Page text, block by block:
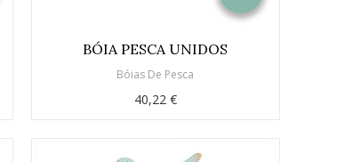
BÓIA PESCA UNIDOS
Bóias De Pesca
40,22 €